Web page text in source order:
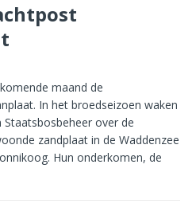
maand de
In het broedseizoen waken
over de
zandplaat in de Waddenzee
Hun onderkomen, de